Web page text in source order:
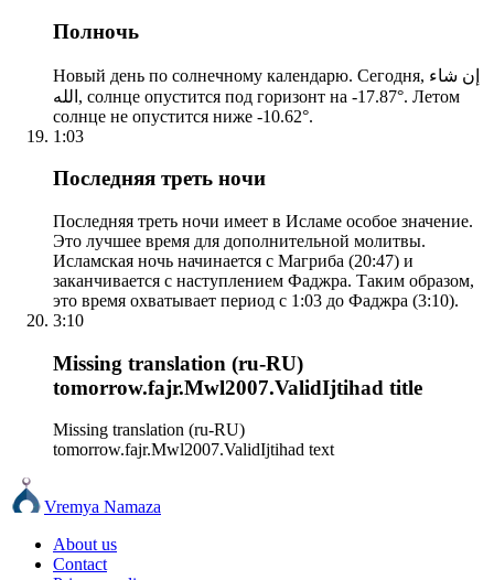
Полночь
Новый день по солнечному календарю. Сегодня, إن شاء
الله, солнце опустится под горизонт на -17.87°. Летом
солнце не опустится ниже -10.62°.
1:03
Последняя треть ночи
Последняя треть ночи имеет в Исламе особое значение.
Это лучшее время для дополнительной молитвы.
Исламская ночь начинается с Магриба (20:47) и
заканчивается с наступлением Фаджра. Таким образом,
это время охватывает период с 1:03 до Фаджра (3:10).
3:10
Missing translation (ru-RU)
tomorrow.fajr.Mwl2007.ValidIjtihad title
Missing translation (ru-RU)
tomorrow.fajr.Mwl2007.ValidIjtihad text
Vremya Namaza
About us
Contact